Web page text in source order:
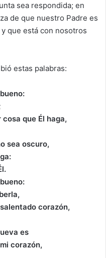
sea respondida; en
de que nuestro Padre es
que está con nosotros
estas palabras:
que Él haga,
sea oscuro,
corazón,
es
corazón,